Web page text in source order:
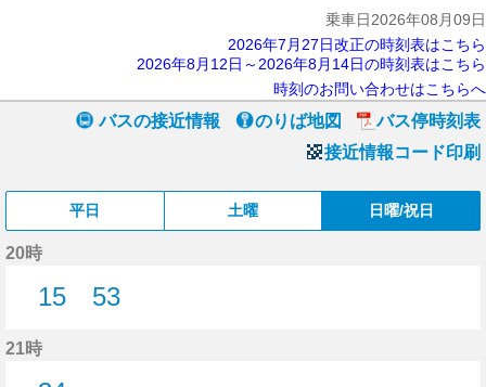
乗車日2026年08月09日
2026年7月27日改正の時刻表はこちら
2026年8月12日～2026年8月14日の時刻表はこちら
時刻のお問い合わせはこちらへ
バスの接近情報 のりば地図
バス停時刻表
接近情報コード印刷
平日 土曜 日曜/祝日
20時
15
53
21時